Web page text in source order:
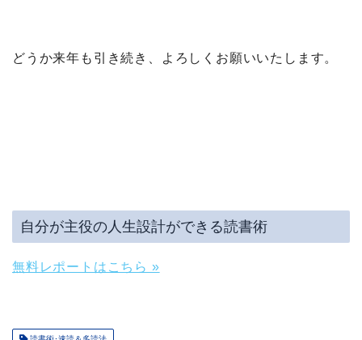
どうか来年も引き続き、よろしくお願いいたします。
自分が主役の人生設計ができる読書術
無料レポートはこちら »